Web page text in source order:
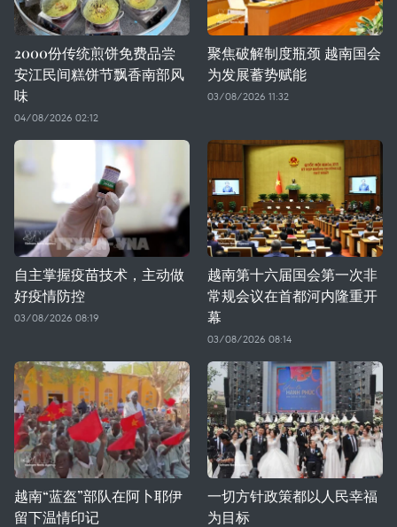
2000份传统煎饼免费品尝
安江民间糕饼节飘香南部风
味
04/08/2026 02:12
聚焦破解制度瓶颈 越南国会
为发展蓄势赋能
03/08/2026 11:32
自主掌握疫苗技术，主动做
好疫情防控
03/08/2026 08:19
越南第十六届国会第一次非
常规会议在首都河内隆重开
幕
03/08/2026 08:14
越南“蓝盔”部队在阿卜耶伊
留下温情印记
一切方针政策都以人民幸福
为目标